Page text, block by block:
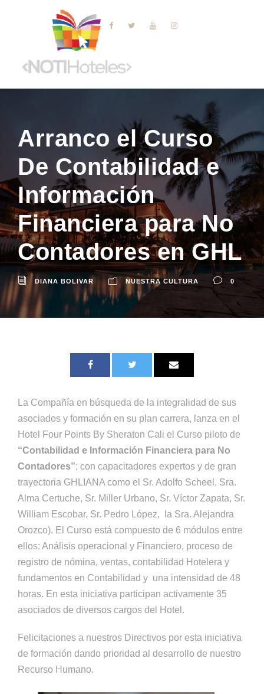
Arranco el Curso
De Contabilidad e
Información
Financiera para No
Contadores en GHL
DIANA BOLIVAR NUESTRA CULTURA 0
La Compañía en búsqueda de la integralidad de sus
asociados y formación en su plan carrera, lanza en el
Hotel Four Points By Sheraton Cali el Curso piloto de
“Contabilidad e Información Financiera para No
Contadores”; con capacitadores expertos y de gran
trayectoria GHLIANA como el Sr. Adolfo Scheel, Sra.
Alma Certuche, Sr. Miller Urbano, Sr. Víctor Zapata, Sr.
William Escobar, Sr. Pedro López, la Sra. Alejandra
Orozco). El Curso está compuesto de 6 módulos entre
ellos: Análisis operacional y Financiero, proceso de
registro de nómina, ventas, contabilidad Hotelera y
fundamentos en Contabilidad y una intensidad de 48
horas. En esta iniciativa participan activamente 35
asociados de diversos cargos del Hotel.
Felicitaciones a nuestros Directivos por esta iniciativa
de formación dando prioridad al desarrollo de nuestro
Recurso Humano.